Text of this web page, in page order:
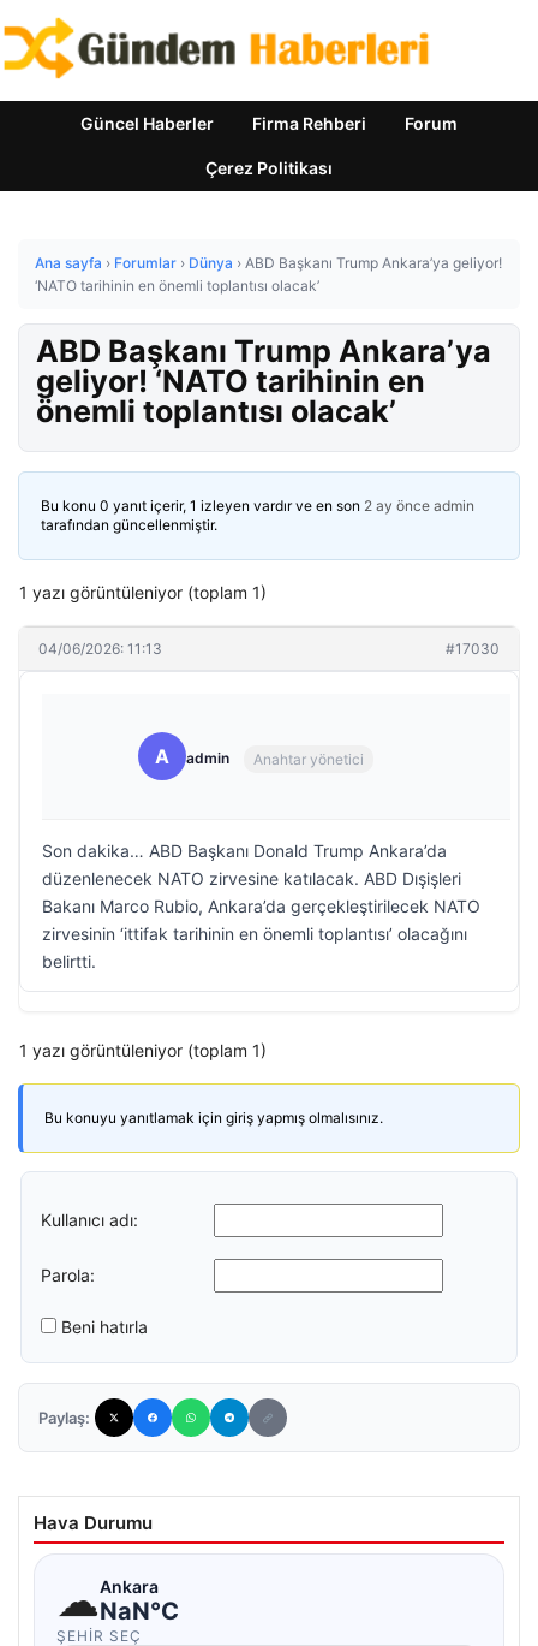
Güncel Haberler Firma Rehberi Forum
Çerez Politikası
Ana sayfa › Forumlar › Dünya › ABD Başkanı Trump Ankara’ya geliyor!
‘NATO tarihinin en önemli toplantısı olacak’
ABD Başkanı Trump Ankara’ya
geliyor! ‘NATO tarihinin en
önemli toplantısı olacak’
Bu konu 0 yanıt içerir, 1 izleyen vardır ve en son 2 ay önce admin
tarafından güncellenmiştir.
1 yazı görüntüleniyor (toplam 1)
04/06/2026: 11:13 #17030
A admin Anahtar yönetici
Son dakika… ABD Başkanı Donald Trump Ankara’da
düzenlenecek NATO zirvesine katılacak. ABD Dışişleri
Bakanı Marco Rubio, Ankara’da gerçekleştirilecek NATO
zirvesinin ‘ittifak tarihinin en önemli toplantısı’ olacağını
belirtti.
1 yazı görüntüleniyor (toplam 1)
Bu konuyu yanıtlamak için giriş yapmış olmalısınız.
Kullanıcı adı:
Parola:
Beni hatırla
Paylaş:
Hava Durumu
☁Ankara
NaN°C
ŞEHIR SEÇ